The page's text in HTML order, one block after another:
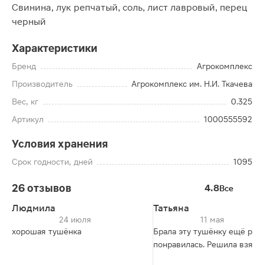
Свинина, лук репчатый, соль, лист лавровый, перец
черный
Характеристики
Бренд
Агрокомплекс
Производитель
Агрокомплекс им. Н.И. Ткачева
Вес, кг
0.325
Артикул
1000555592
Условия хранения
Срок годности, дней 1095
26 отзывов 4.8Все
Людмила
24 июля
хорошая тушёнка
Татьяна
11 мая
Брала эту тушёнку ещё
понравилась. Решила